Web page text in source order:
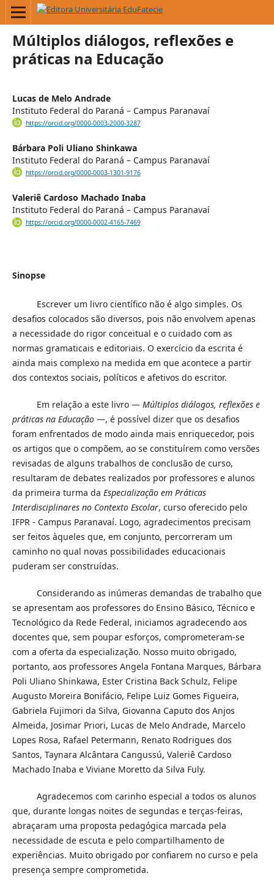
Múltiplos diálogos, reflexões e
práticas na Educação
Lucas de Melo Andrade
Instituto Federal do Paraná – Campus Paranavaí
https://orcid.org/0000-0003-2000-3287
Bárbara Poli Uliano Shinkawa
Instituto Federal do Paraná – Campus Paranavaí
https://orcid.org/0000-0003-1301-9176
Valeriê Cardoso Machado Inaba
Instituto Federal do Paraná – Campus Paranavaí
https://orcid.org/0000-0002-4165-7469
Sinopse
Escrever um livro científico não é algo simples. Os
desafios colocados são diversos, pois não envolvem apenas
a necessidade do rigor conceitual e o cuidado com as
normas gramaticais e editoriais. O exercício da escrita é
ainda mais complexo na medida em que acontece a partir
dos contextos sociais, políticos e afetivos do escritor.
Em relação a este livro — Múltiplos diálogos, reflexões e
práticas na Educação —, é possível dizer que os desafios
foram enfrentados de modo ainda mais enriquecedor, pois
os artigos que o compõem, ao se constituírem como versões
revisadas de alguns trabalhos de conclusão de curso,
resultaram de debates realizados por professores e alunos
da primeira turma da Especialização em Práticas
Interdisciplinares no Contexto Escolar, curso oferecido pelo
IFPR - Campus Paranavaí. Logo, agradecimentos precisam
ser feitos àqueles que, em conjunto, percorreram um
caminho no qual novas possibilidades educacionais
puderam ser construídas.
Considerando as inúmeras demandas de trabalho que
se apresentam aos professores do Ensino Básico, Técnico e
Tecnológico da Rede Federal, iniciamos agradecendo aos
docentes que, sem poupar esforços, comprometeram-se
com a oferta da especialização. Nosso muito obrigado,
portanto, aos professores Angela Fontana Marques, Bárbara
Poli Uliano Shinkawa, Ester Cristina Back Schulz, Felipe
Augusto Moreira Bonifácio, Felipe Luiz Gomes Figueira,
Gabriela Fujimori da Silva, Giovanna Caputo dos Anjos
Almeida, Josimar Priori, Lucas de Melo Andrade, Marcelo
Lopes Rosa, Rafael Petermann, Renato Rodrigues dos
Santos, Taynara Alcântara Cangussú, Valeriê Cardoso
Machado Inaba e Viviane Moretto da Silva Fuly.
Agradecemos com carinho especial a todos os alunos
que, durante longas noites de segundas e terças-feiras,
abraçaram uma proposta pedagógica marcada pela
necessidade de escuta e pelo compartilhamento de
experiências. Muito obrigado por confiarem no curso e pela
presença sempre comprometida.